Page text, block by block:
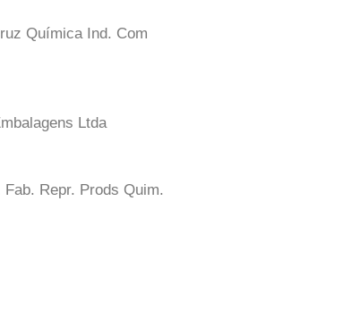
Química Ind. Com
Ltda
Repr. Prods Quim.